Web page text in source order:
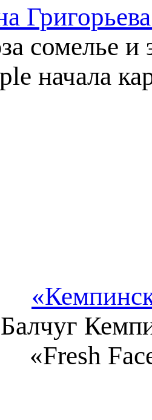
сомелье и
начала
«Fresh